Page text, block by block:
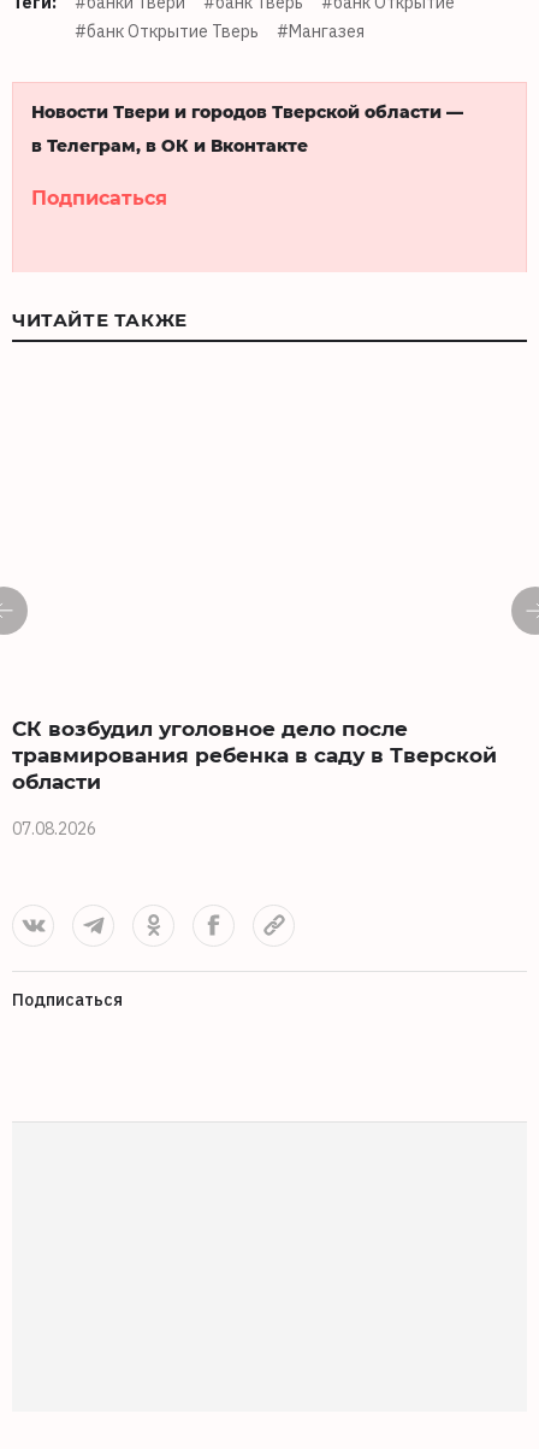
#банк Открытие Тверь
#Мангазея
Новости Твери и городов Тверской области —
в Телеграм, в ОК и Вконтакте
Подписаться
ЧИТАЙТЕ ТАКЖЕ
СК возбудил уголовное дело после
травмирования ребенка в саду в Тверской
области
07.08.2026
Подписаться